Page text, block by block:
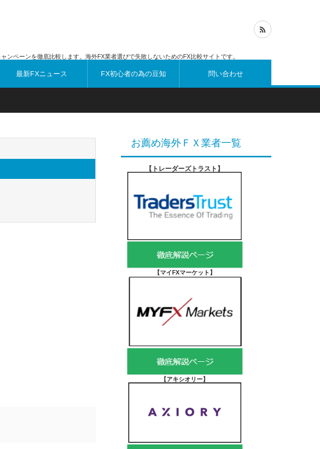
ペーンを徹底比較します。海外FX業者選びで失敗しないためのFX比較サイトです。
最新FXニュース FX初心者の為の豆知 問い合わせ
お薦め海外ＦＸ業者一覧
【トレーダーズトラスト 】
【マイFXマーケット 】
【アキシオリー】